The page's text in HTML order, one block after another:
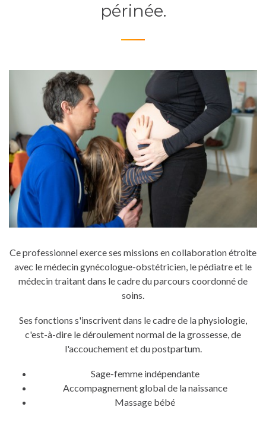
périnée.
Ce professionnel exerce ses missions en collaboration étroite
avec le médecin gynécologue-obstétricien, le pédiatre et le
médecin traitant dans le cadre du parcours coordonné de
soins.
Ses fonctions s'inscrivent dans le cadre de la physiologie,
c'est-à-dire le déroulement normal de la grossesse, de
l'accouchement et du postpartum.
Sage-femme indépendante
Accompagnement global de la naissance
Massage bébé